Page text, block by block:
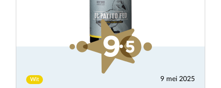
Wit 9 mei 2025